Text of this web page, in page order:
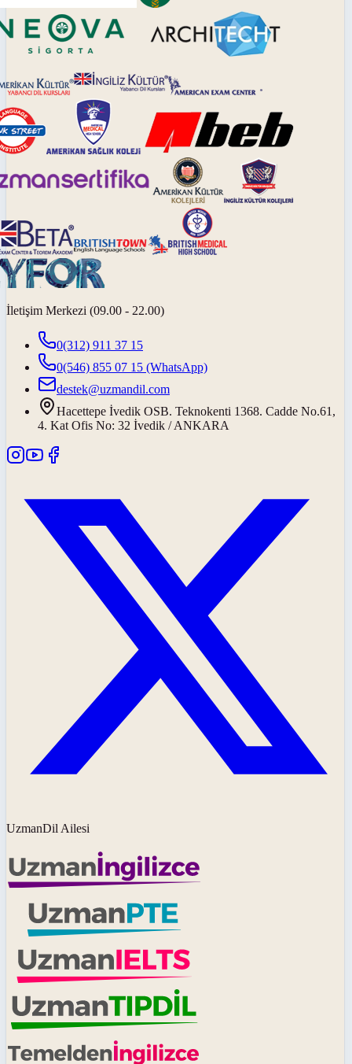
İletişim Merkezi (09.00 - 22.00)
0(312) 911 37 15
0(546) 855 07 15 (WhatsApp)
destek@uzmandil.com
Hacettepe İvedik OSB. Teknokenti 1368. Cadde No.61,
4. Kat Ofis No: 32 İvedik / ANKARA
UzmanDil Ailesi